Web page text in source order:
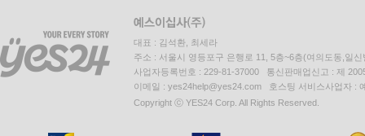
대표 : 김석환, 최세라
주소 : 서울시 영등포구 은행로 11, 5층~6층(여의도동,일신
사업자등록번호 : 229-81-37000 통신판매업신고 : 제
이메일 : yes24help@yes24.com 호스팅 서비스사업자 :
Copyright ⓒ YES24 Corp. All Rights Reserved.